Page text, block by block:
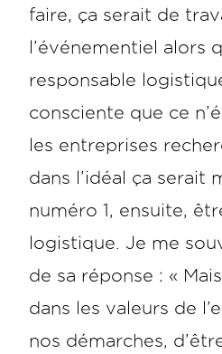
faire, ça serait de
l’événementiel alors
responsable
consciente que ce
les entreprises
dans l’idéal ça serait
numéro 1, ensuite,
logistique. Je me
de sa réponse : «
dans les valeurs de
nos démarches,